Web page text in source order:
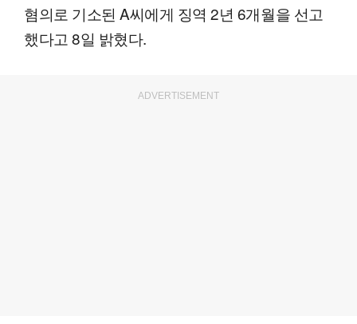
혐의로 기소된 A씨에게 징역 2년 6개월을 선고
했다고 8일 밝혔다.
ADVERTISEMENT